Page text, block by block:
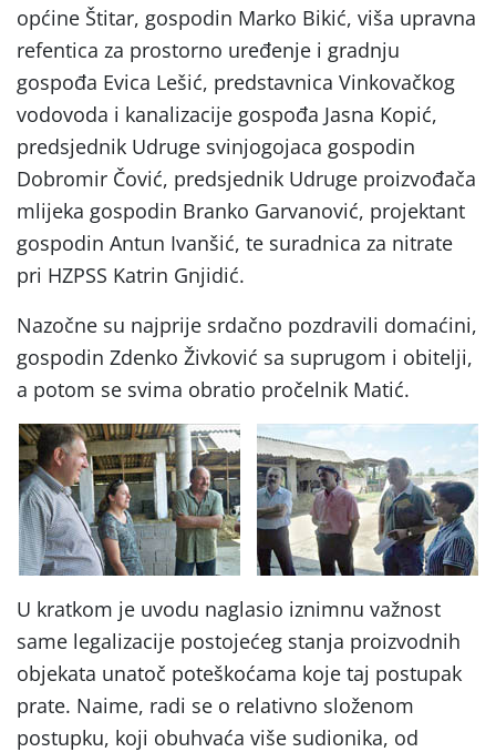
općine Štitar, gospodin Marko Bikić, viša upravna
refentica za prostorno uređenje i gradnju
gospođa Evica Lešić, predstavnica Vinkovačkog
vodovoda i kanalizacije gospođa Jasna Kopić,
predsjednik Udruge svinjogojaca gospodin
Dobromir Čović, predsjednik Udruge proizvođača
mlijeka gospodin Branko Garvanović, projektant
gospodin Antun Ivanšić, te suradnica za nitrate
pri HZPSS Katrin Gnjidić.
Nazočne su najprije srdačno pozdravili domaćini,
gospodin Zdenko Živković sa suprugom i obitelji,
a potom se svima obratio pročelnik Matić.
U kratkom je uvodu naglasio iznimnu važnost
same legalizacije postojećeg stanja proizvodnih
objekata unatoč poteškoćama koje taj postupak
prate. Naime, radi se o relativno složenom
postupku, koji obuhvaća više sudionika, od